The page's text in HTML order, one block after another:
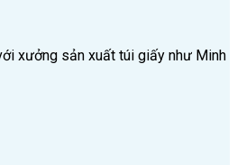
xưởng sản xuất túi giấy như Minh